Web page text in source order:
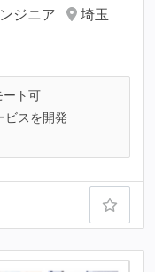
ジニア
埼玉
ート可
ビスを開発